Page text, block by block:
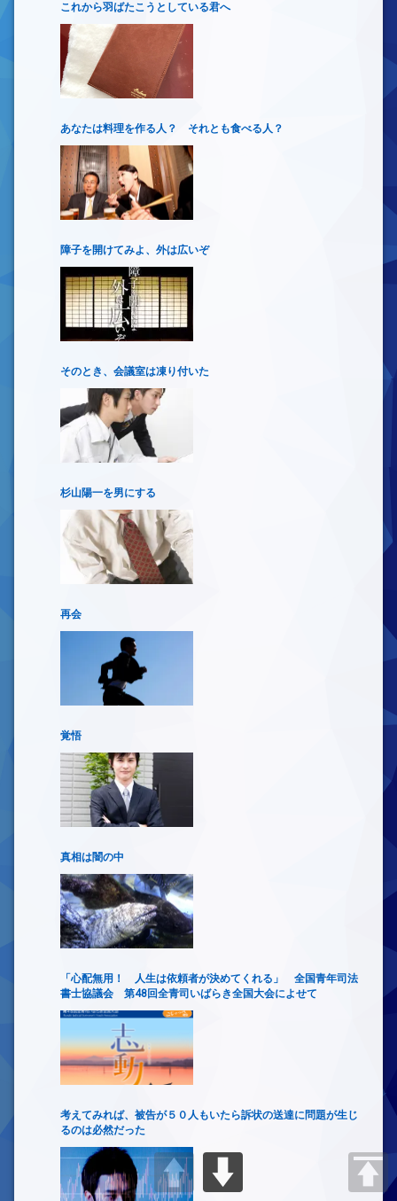
これから羽ばたこうとしている君へ
あなたは料理を作る人？ それとも食べる人？
障子を開けてみよ、外は広いぞ
そのとき、会議室は凍り付いた
杉山陽一を男にする
再会
覚悟
真相は闇の中
「心配無用！ 人生は依頼者が決めてくれる」 全国青年司法
書士協議会 第48回全青司いばらき全国大会によせて
考えてみれば、被告が５０人もいたら訴状の送達に問題が生じ
るのは必然だった